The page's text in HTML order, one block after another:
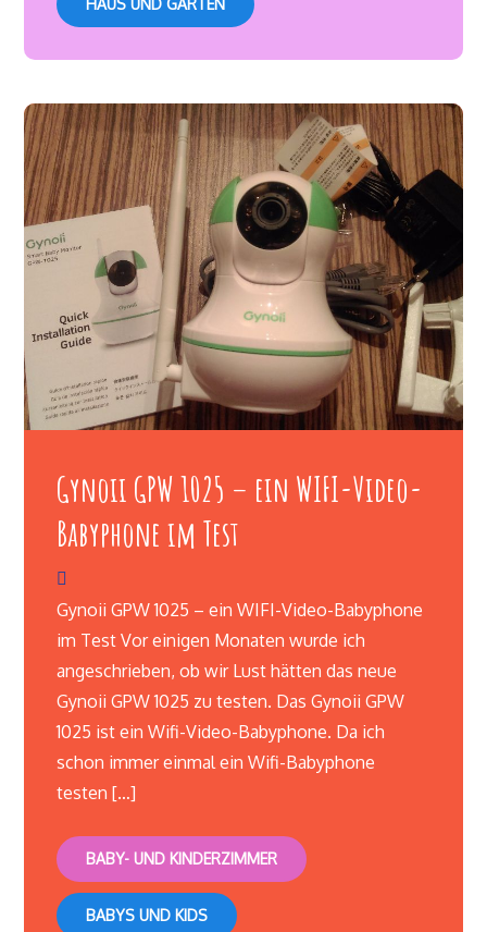
HAUS UND GARTEN
Gynoii GPW 1025 – ein WIFI-Video-
Babyphone im Test
Gynoii GPW 1025 – ein WIFI-Video-Babyphone
im Test Vor einigen Monaten wurde ich
angeschrieben, ob wir Lust hätten das neue
Gynoii GPW 1025 zu testen. Das Gynoii GPW
1025 ist ein Wifi-Video-Babyphone. Da ich
schon immer einmal ein Wifi-Babyphone
testen […]
BABY- UND KINDERZIMMER
BABYS UND KIDS